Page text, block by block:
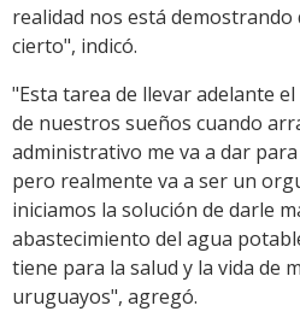
realidad nos está demostrando
cierto", indicó.
"Esta tarea de llevar adelante
de nuestros sueños cuando
administrativo me va a dar
pero realmente va a ser un
iniciamos la solución de darle
abastecimiento del agua
tiene para la salud y la vida de
uruguayos", agregó.